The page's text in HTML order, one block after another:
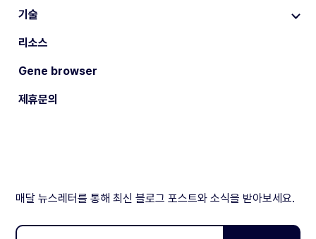
기술
리소스
Gene browser
제휴문의
매달 뉴스레터를 통해 최신 블로그 포스트와 소식을 받아보세요.